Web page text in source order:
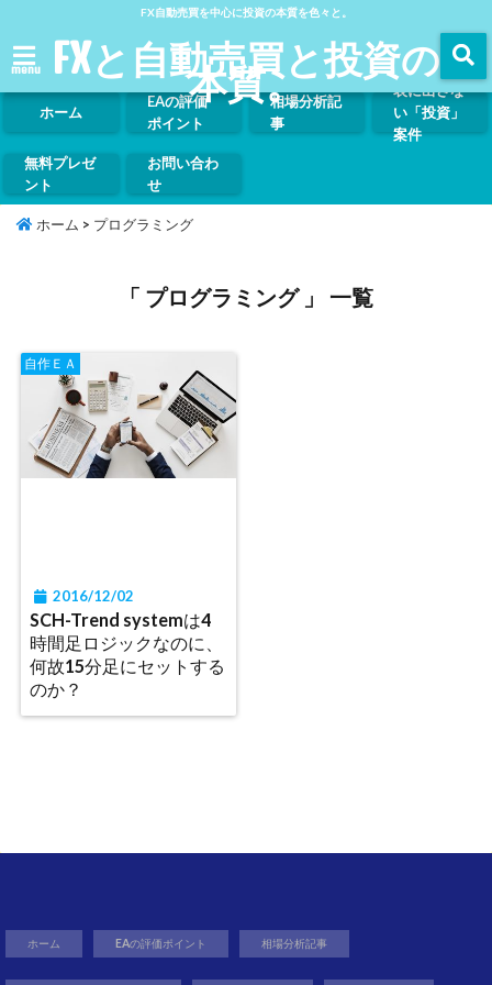
FX自動売買を中心に投資の本質を色々と。
menu FXと自動売買と投資の
本質。
ホーム
EAの評価
ポイント
相場分析記
事
表に出さな
い「投資」
案件
無料プレゼ
ント
お問い合わ
せ
ホーム > プログラミング
「 プログラミング 」 一覧
自作ＥＡ
2016/12/02
SCH-Trend systemは4
時間足ロジックなのに、
何故15分足にセットする
のか？
ホーム EAの評価ポイント 相場分析記事